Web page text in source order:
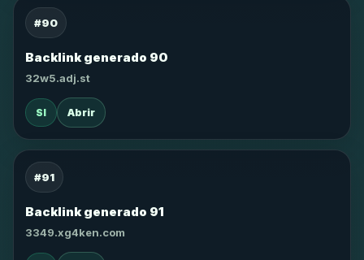
#90
Backlink generado 90
32w5.adj.st
SI Abrir
#91
Backlink generado 91
3349.xg4ken.com